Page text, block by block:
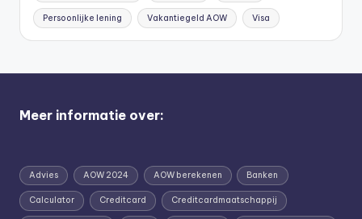
Persoonlijke lening Vakantiegeld AOW Visa
Meer informatie over:
Advies AOW 2024 AOW berekenen Banken
Calculator Creditcard Creditcardmaatschappij